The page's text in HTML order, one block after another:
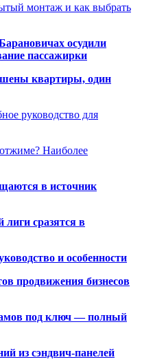
монтаж и как выбрать
осудили
пассажирки
квартиры, один
руководство для
Наиболее
в источник
сразятся в
и особенности
продвижения бизнесов
под ключ — полный
из сэндвич-панелей